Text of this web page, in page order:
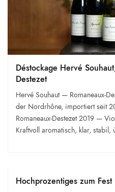
Déstockage Hervé
Destezet
Hervé Souhaut — Romaneaux-
der Nordrhône, importiert seit
Romaneaux-Destezet 2019 —
Kraftvoll aromatisch, klar,
Hochprozentiges zum Fest